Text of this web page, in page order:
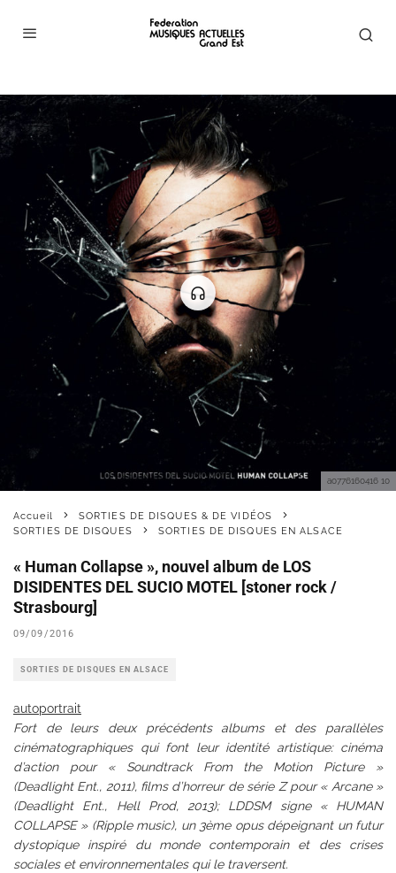
a0776160416 10
Accueil
SORTIES DE DISQUES & DE VIDÉOS
SORTIES DE DISQUES
SORTIES DE DISQUES EN ALSACE
« Human Collapse », nouvel album de LOS
DISIDENTES DEL SUCIO MOTEL [stoner rock /
Strasbourg]
09/09/2016
SORTIES DE DISQUES EN ALSACE
autoportrait
Fort de leurs deux précédents albums et des parallèles
cinématographiques qui font leur identité artistique: cinéma
d’action pour « Soundtrack From the Motion Picture »
(Deadlight Ent., 2011), films d’horreur de série Z pour « Arcane »
(Deadlight Ent., Hell Prod, 2013); LDDSM signe « HUMAN
COLLAPSE » (Ripple music), un 3ème opus dépeignant un futur
dystopique inspiré du monde contemporain et des crises
sociales et environnementales qui le traversent.